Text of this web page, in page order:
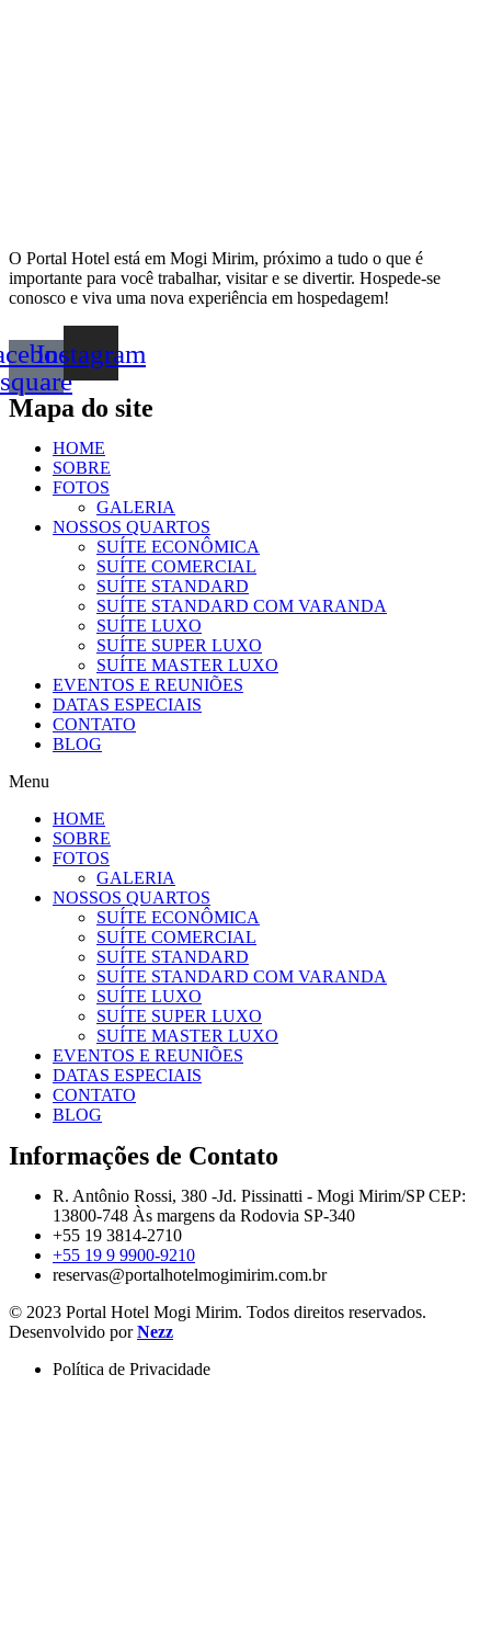
O Portal Hotel está em Mogi Mirim, próximo a tudo o que é
importante para você trabalhar, visitar e se divertir. Hospede-se
conosco e viva uma nova experiência em hospedagem!
square
Instagram
Mapa do site
HOME
SOBRE
FOTOS
GALERIA
NOSSOS QUARTOS
SUÍTE ECONÔMICA​​
SUÍTE COMERCIAL
SUÍTE STANDARD
SUÍTE STANDARD COM VARANDA
SUÍTE LUXO
SUÍTE SUPER LUXO
SUÍTE MASTER LUXO
EVENTOS E REUNIÕES
DATAS ESPECIAIS
CONTATO
BLOG
Menu
HOME
SOBRE
FOTOS
GALERIA
NOSSOS QUARTOS
SUÍTE ECONÔMICA​​
SUÍTE COMERCIAL
SUÍTE STANDARD
SUÍTE STANDARD COM VARANDA
SUÍTE LUXO
SUÍTE SUPER LUXO
SUÍTE MASTER LUXO
EVENTOS E REUNIÕES
DATAS ESPECIAIS
CONTATO
BLOG
Informações de Contato
R. Antônio Rossi, 380 -Jd. Pissinatti - Mogi Mirim/SP CEP:
13800-748 Às margens da Rodovia SP-340
+55 19 3814-2710
+55 19 9 9900-9210
reservas@portalhotelmogimirim.com.br
© 2023 Portal Hotel Mogi Mirim. Todos direitos reservados.
Desenvolvido porNezz
Política de Privacidade